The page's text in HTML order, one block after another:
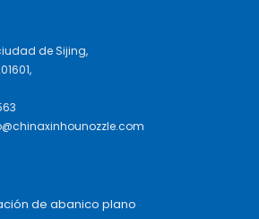
de Sijing,
de abanico plano